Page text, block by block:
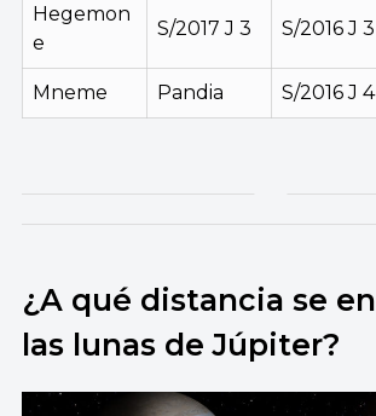
Hegemon
e
S/2017 J 3 S/2016 J 3
Mneme Pandia S/2016 J 4
¿A qué distancia se
las lunas de Júpiter?